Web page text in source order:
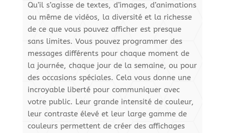
Qu’il s’agisse de textes, d’images, d’animations
ou même de vidéos, la diversité et la richesse
de ce que vous pouvez afficher est presque
sans limites. Vous pouvez programmer des
messages différents pour chaque moment de
la journée, chaque jour de la semaine, ou pour
des occasions spéciales. Cela vous donne une
incroyable liberté pour communiquer avec
votre public. Leur grande intensité de couleur,
leur contraste élevé et leur large gamme de
couleurs permettent de créer des affichages